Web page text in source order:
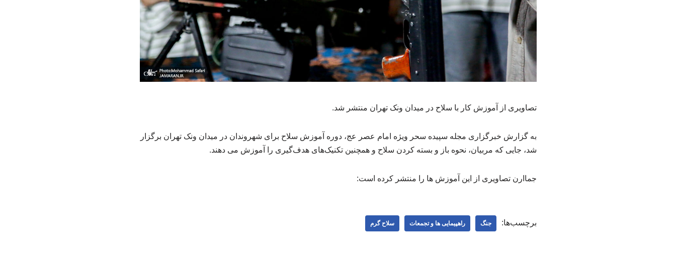
تصاویری از آموزش کار با سلاح در میدان ونک تهران منتشر شد.
به گزارش خبرگزاری مجله سپیده سحر ویژه امام عصر عج، دوره آموزش سلاح برای شهروندان در میدان ونک تهران برگزار
شد، جایی که مربیان، نحوه باز و بسته کردن سلاح و همچنین تکنیک‌های هدف‌گیری را آموزش می دهند.
جماارن تصاویری از این آموزش ها را منتشر کرده است:
برچسب‌ها: جنگ راهپیمایی ها و تجمعات سلاح گرم